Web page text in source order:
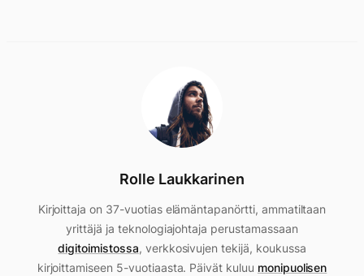
Rolle Laukkarinen
Kirjoittaja on 37-vuotias elämäntapanörtti, ammatiltaan
yrittäjä ja teknologiajohtaja perustamassaan
digitoimistossa, verkkosivujen tekijä, koukussa
kirjoittamiseen 5-vuotiaasta. Päivät kuluu monipuolisen